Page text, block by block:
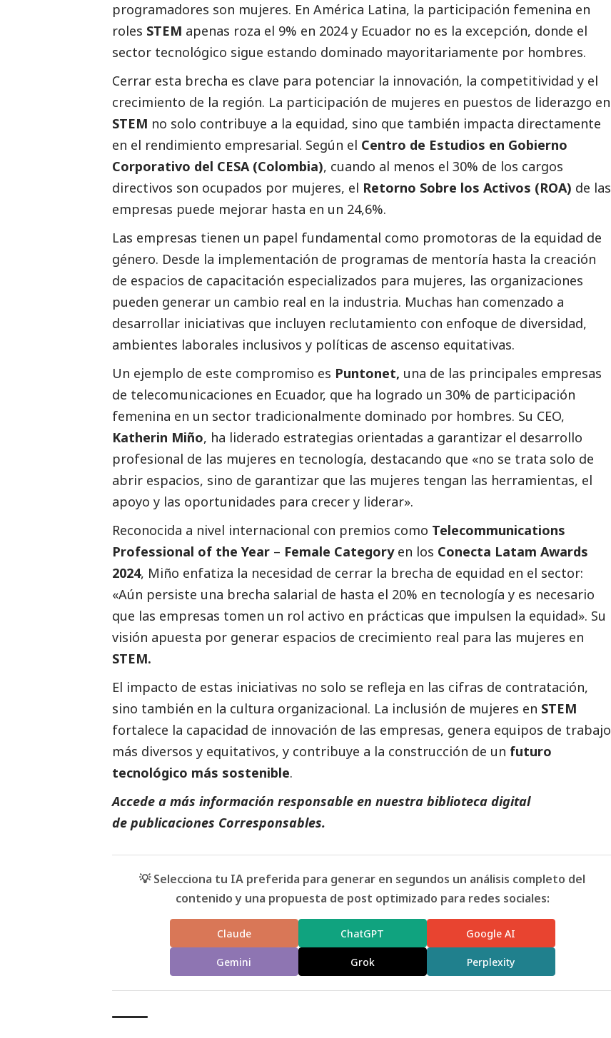
programadores son mujeres. En América Latina, la participación femenina en
roles STEM apenas roza el 9% en 2024 y Ecuador no es la excepción, donde el
sector tecnológico sigue estando dominado mayoritariamente por hombres.
Cerrar esta brecha es clave para potenciar la innovación, la competitividad y el
crecimiento de la región. La participación de mujeres en puestos de liderazgo en
STEM no solo contribuye a la equidad, sino que también impacta directamente
en el rendimiento empresarial. Según el Centro de Estudios en Gobierno
Corporativo del CESA (Colombia), cuando al menos el 30% de los cargos
directivos son ocupados por mujeres, el Retorno Sobre los Activos (ROA) de las
empresas puede mejorar hasta en un 24,6%.
Las empresas tienen un papel fundamental como promotoras de la equidad de
género. Desde la implementación de programas de mentoría hasta la creación
de espacios de capacitación especializados para mujeres, las organizaciones
pueden generar un cambio real en la industria. Muchas han comenzado a
desarrollar iniciativas que incluyen reclutamiento con enfoque de diversidad,
ambientes laborales inclusivos y políticas de ascenso equitativas.
Un ejemplo de este compromiso es Puntonet, una de las principales empresas
de telecomunicaciones en Ecuador, que ha logrado un 30% de participación
femenina en un sector tradicionalmente dominado por hombres. Su CEO,
Katherin Miño, ha liderado estrategias orientadas a garantizar el desarrollo
profesional de las mujeres en tecnología, destacando que «no se trata solo de
abrir espacios, sino de garantizar que las mujeres tengan las herramientas, el
apoyo y las oportunidades para crecer y liderar».
Reconocida a nivel internacional con premios como Telecommunications
Professional of the Year – Female Categoryen los Conecta Latam Awards
2024, Miño enfatiza la necesidad de cerrar la brecha de equidad en el sector:
«Aún persiste una brecha salarial de hasta el 20% en tecnología y es necesario
que las empresas tomen un rol activo en prácticas que impulsen la equidad». Su
visión apuesta por generar espacios de crecimiento real para las mujeres en
STEM.
El impacto de estas iniciativas no solo se refleja en las cifras de contratación,
sino también en la cultura organizacional. La inclusión de mujeres en STEM
fortalece la capacidad de innovación de las empresas, genera equipos de trabajo
más diversos y equitativos, y contribuye a la construcción de un futuro
tecnológico más sostenible.
Accede a más información responsable en nuestra biblioteca digital
de publicaciones Corresponsables.
💡 Selecciona tu IA preferida para generar en segundos un análisis completo del
contenido y una propuesta de post optimizado para redes sociales:
Claude ChatGPT Google AI
Gemini Grok Perplexity